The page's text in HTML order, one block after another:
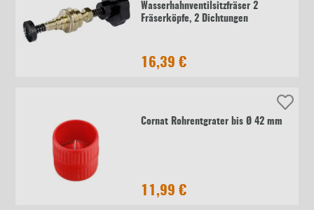
Wasserhahnventilsitzfräser 2
Fräserköpfe, 2 Dichtungen
16,39 €
Cornat Rohrentgrater bis Ø 42 mm
11,99 €